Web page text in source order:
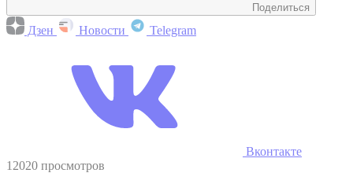
Поделиться
Дзен Новости Telegram
Вконтакте
12020 просмотров